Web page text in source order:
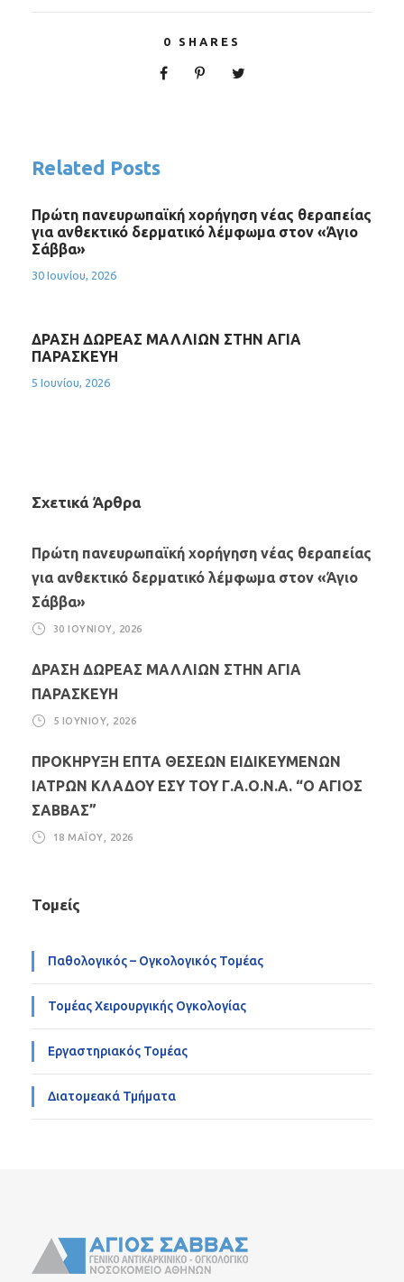
0 SHARES
Related Posts
Πρώτη πανευρωπαϊκή χορήγηση νέας θεραπείας
για ανθεκτικό δερματικό λέμφωμα στον «Άγιο
Σάββα»
30 Ιουνίου, 2026
ΔΡΑΣΗ ΔΩΡΕΑΣ ΜΑΛΛΙΩΝ ΣΤΗΝ ΑΓΙΑ
ΠΑΡΑΣΚΕΥΗ
5 Ιουνίου, 2026
Σχετικά Άρθρα
Πρώτη πανευρωπαϊκή χορήγηση νέας θεραπείας
για ανθεκτικό δερματικό λέμφωμα στον «Άγιο
Σάββα»
30 ΙΟΥΝΊΟΥ, 2026
ΔΡΑΣΗ ΔΩΡΕΑΣ ΜΑΛΛΙΩΝ ΣΤΗΝ ΑΓΙΑ
ΠΑΡΑΣΚΕΥΗ
5 ΙΟΥΝΊΟΥ, 2026
ΠΡΟΚΗΡΥΞΗ ΕΠΤΑ ΘΕΣΕΩΝ ΕΙΔΙΚΕΥΜΕΝΩΝ
ΙΑΤΡΩΝ ΚΛΑΔΟΥ ΕΣΥ ΤΟΥ Γ.Α.Ο.Ν.Α. “Ο ΑΓΙΟΣ
ΣΑΒΒΑΣ”
18 ΜΑΪ́ΟΥ, 2026
Τομείς
Παθολογικός – Ογκολογικός Τομέας
Τομέας Χειρουργικής Ογκολογίας
Εργαστηριακός Τομέας
Διατομεακά Τμήματα